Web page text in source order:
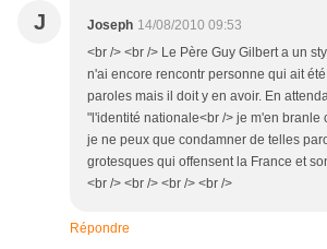
J Joseph 14/08/2010 09:53
<br /> <br /> Le Père Guy Gilbert a un
n'ai encore rencontr personne qui ait
paroles mais il doit y en avoir. En
"l'identité nationale<br /> je m'en branle
je ne peux que condamner de telles
grotesques qui offensent la France et
<br /> <br /> <br /> <br />
Répondre